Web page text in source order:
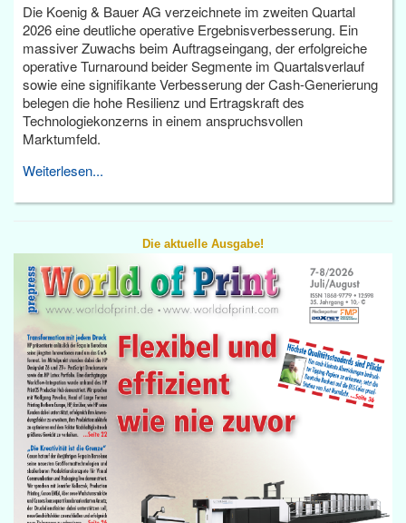
Die Koenig & Bauer AG verzeichnete im zweiten Quartal
2026 eine deutliche operative Ergebnisverbesserung. Ein
massiver Zuwachs beim Auftragseingang, der erfolgreiche
operative Turnaround beider Segmente im Quartalsverlauf
sowie eine signifikante Verbesserung der Cash-Generierung
belegen die hohe Resilienz und Ertragskraft des
Technologiekonzerns in einem anspruchsvollen
Marktumfeld.
Weiterlesen...
Die aktuelle Ausgabe!